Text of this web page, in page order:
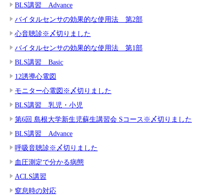
BLS講習 Advance
バイタルセンサの効果的な使用法 第2部
心音聴診※〆切りました
バイタルセンサの効果的な使用法 第1部
BLS講習 Basic
12誘導心電図
モニター心電図※〆切りました
BLS講習 乳児・小児
第6回 島根大学新生児蘇生講習会 Sコース※〆切りました
BLS講習 Advance
呼吸音聴診※〆切りました
血圧測定で分かる病態
ACLS講習
窒息時の対応